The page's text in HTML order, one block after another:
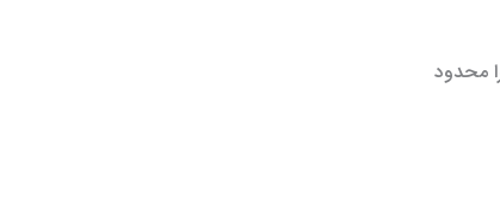
محدود